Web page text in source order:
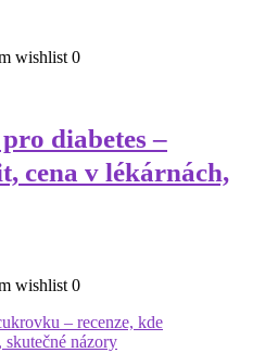
wishlist 0
diabetes –
cena v lékárnách,
wishlist 0